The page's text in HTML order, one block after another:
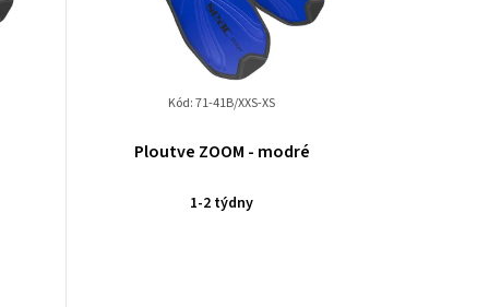
Ploutve ZOOM - modré
1-2 týdny
Kód:71-41B/XXS-XS